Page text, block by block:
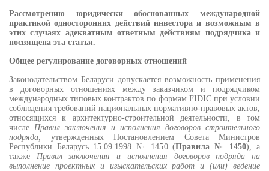
Рассмотрению юридически обоснованных международной
практикой односторонних действий инвестора и возможным в
этих случаях адекватным ответным действиям подрядчика и
посвящена эта статья.
Общее регулирование договорных отношений
Законодательством Беларуси допускается возможность применения
в договорных отношениях между заказчиком и подрядчиком
международных типовых контрактов по формам FIDIC при условии
соблюдения требований национальных нормативно-правовых актов,
относящихся к архитектурно-строительной деятельности, в том
числе Правил заключения и исполнения договоров строительного
подряда, утвержденных Постановлением Совета Министров
Республики Беларусь 15.09.1998 № 1450 (Правила № 1450), а
также Правил заключения и исполнения договоров подряда на
выполнение проектных и изыскательских работ и (или) ведение